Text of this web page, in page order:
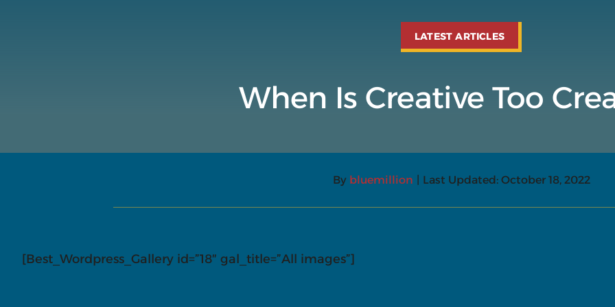
LATEST ARTICLES
When Is Creative Too
By bluemillion Last Updated: October 18, 2022
[Best_Wordpress_Gallery id=”18″ gal_title=”All images”]